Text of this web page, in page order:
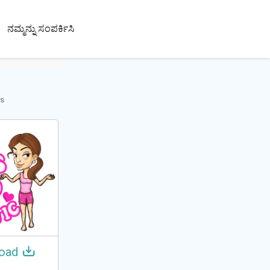
ನಮ್ಮನ್ನು ಸಂಪರ್ಕಿಸಿ
100+
ಭಾಷೆಗಳು